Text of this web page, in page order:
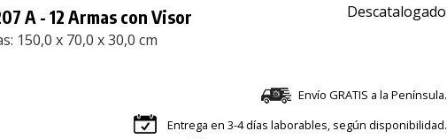
A - 12 Armas con Visor
150,0 x 70,0 x 30,0 cm
Descatalogado
Envío GRATIS a la Península.
Entrega en 3-4 días laborables, según disponibilidad.